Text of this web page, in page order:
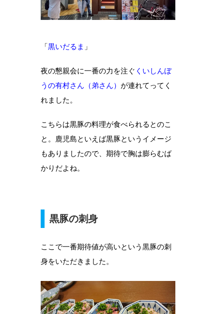
「黒いだるま 」
夜の懇親会に一番の力を注ぐ くいしんぼ
うの有村さん（弟さん） が連れてってく
れました。
こちらは黒豚の料理が食べられるとのこ
と。鹿児島といえば黒豚というイメージ
もありましたので、期待で胸は膨らむば
かりだよね。
黒豚の刺身
ここで一番期待値が高いという黒豚の刺
身をいただきました。